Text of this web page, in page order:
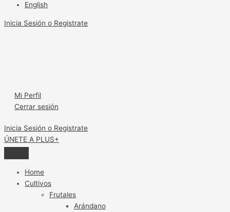
English
Inicia Sesión o Registrate
Mi Perfil
Cerrar sesión
Inicia Sesión o Registrate
ÚNETE A PLUS+
Home
Cultivos
Frutales
Arándano